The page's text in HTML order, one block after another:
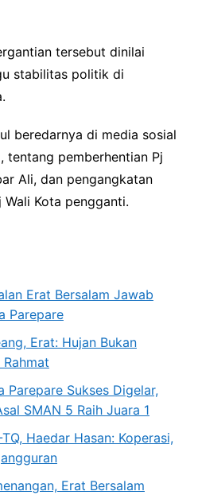
tersebut dinilai
stabilitas politik di
beredarnya di media sosial
tentang pemberhentian Pj
Ali, dan pengangkatan
Kota pengganti.
Erat Bersalam Jawab
Parepare
Erat: Hujan Bukan
Parepare Sukses Digelar,
SMAN 5 Raih Juara 1
Haedar Hasan: Koperasi,
Erat Bersalam